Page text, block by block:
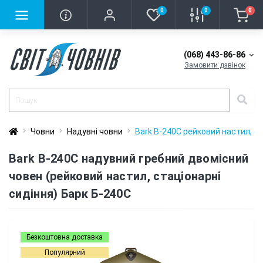
0 0 0
(068) 443-86-86
Замовити дзвінок
Човни Надувні човни Bark B-240C рейковий настил,
Bark B-240C надувний гребний двомісний
човен (рейковий настил, стаціонарні
сидіння) Барк Б-240C
Безкоштовна доставка
Популярний